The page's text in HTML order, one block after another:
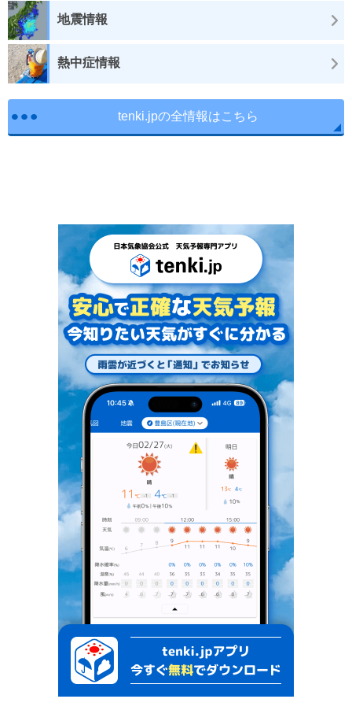
地震情報
熱中症情報
tenki.jpの全情報はこちら